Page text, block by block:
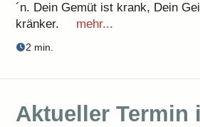
´n. Dein Gemüt ist krank, Dein
kränker.
mehr...
2 min.
Aktueller Termin